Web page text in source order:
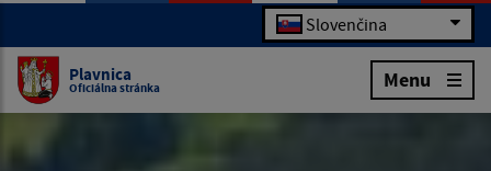
Slovenčina
Plavnica
Oficiálna stránka Menu